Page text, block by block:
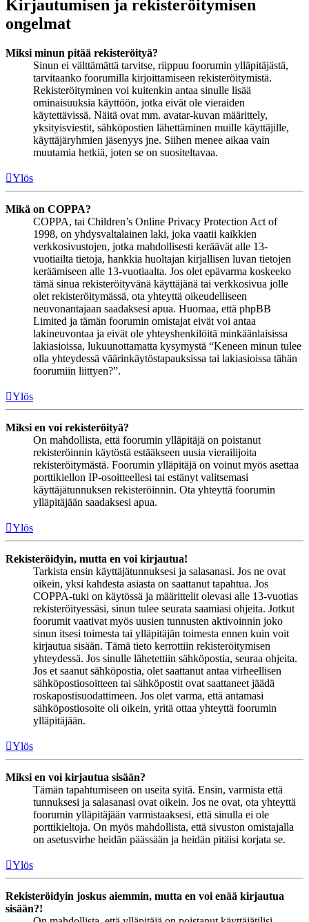
Kirjautumisen ja rekisteröitymisen
ongelmat
Miksi minun pitää rekisteröityä?
Sinun ei välttämättä tarvitse, riippuu foorumin ylläpitäjästä,
tarvitaanko foorumilla kirjoittamiseen rekisteröitymistä.
Rekisteröityminen voi kuitenkin antaa sinulle lisää
ominaisuuksia käyttöön, jotka eivät ole vieraiden
käytettävissä. Näitä ovat mm. avatar-kuvan määrittely,
yksityisviestit, sähköpostien lähettäminen muille käyttäjille,
käyttäjäryhmien jäsenyys jne. Siihen menee aikaa vain
muutamia hetkiä, joten se on suositeltavaa.
Ylös
Mikä on COPPA?
COPPA, tai Children’s Online Privacy Protection Act of
1998, on yhdysvaltalainen laki, joka vaatii kaikkien
verkkosivustojen, jotka mahdollisesti keräävät alle 13-
vuotiailta tietoja, hankkia huoltajan kirjallisen luvan tietojen
keräämiseen alle 13-vuotiaalta. Jos olet epävarma koskeeko
tämä sinua rekisteröityvänä käyttäjänä tai verkkosivua jolle
olet rekisteröitymässä, ota yhteyttä oikeudelliseen
neuvonantajaan saadaksesi apua. Huomaa, että phpBB
Limited ja tämän foorumin omistajat eivät voi antaa
lakineuvontaa ja eivät ole yhteyshenkilöitä minkäänlaisissa
lakiasioissa, lukuunottamatta kysymystä “Keneen minun tulee
olla yhteydessä väärinkäytöstapauksissa tai lakiasioissa tähän
foorumiin liittyen?”.
Ylös
Miksi en voi rekisteröityä?
On mahdollista, että foorumin ylläpitäjä on poistanut
rekisteröinnin käytöstä estääkseen uusia vierailijoita
rekisteröitymästä. Foorumin ylläpitäjä on voinut myös asettaa
porttikiellon IP-osoitteellesi tai estänyt valitsemasi
käyttäjätunnuksen rekisteröinnin. Ota yhteyttä foorumin
ylläpitäjään saadaksesi apua.
Ylös
Rekisteröidyin, mutta en voi kirjautua!
Tarkista ensin käyttäjätunnuksesi ja salasanasi. Jos ne ovat
oikein, yksi kahdesta asiasta on saattanut tapahtua. Jos
COPPA-tuki on käytössä ja määrittelit olevasi alle 13-vuotias
rekisteröityessäsi, sinun tulee seurata saamiasi ohjeita. Jotkut
foorumit vaativat myös uusien tunnusten aktivoinnin joko
sinun itsesi toimesta tai ylläpitäjän toimesta ennen kuin voit
kirjautua sisään. Tämä tieto kerrottiin rekisteröitymisen
yhteydessä. Jos sinulle lähetettiin sähköpostia, seuraa ohjeita.
Jos et saanut sähköpostia, olet saattanut antaa virheellisen
sähköpostiosoitteen tai sähköpostit ovat saattaneet jäädä
roskapostisuodattimeen. Jos olet varma, että antamasi
sähköpostiosoite oli oikein, yritä ottaa yhteyttä foorumin
ylläpitäjään.
Ylös
Miksi en voi kirjautua sisään?
Tämän tapahtumiseen on useita syitä. Ensin, varmista että
tunnuksesi ja salasanasi ovat oikein. Jos ne ovat, ota yhteyttä
foorumin ylläpitäjään varmistaaksesi, että sinulla ei ole
porttikieltoja. On myös mahdollista, että sivuston omistajalla
on asetusvirhe heidän päässään ja heidän pitäisi korjata se.
Ylös
Rekisteröidyin joskus aiemmin, mutta en voi enää kirjautua
sisään?!